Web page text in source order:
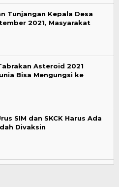
Tunjangan Kepala Desa
2021, Masyarakat
Asteroid 2021
Bisa Mengungsi ke
SIM dan SKCK Harus Ada
Divaksin